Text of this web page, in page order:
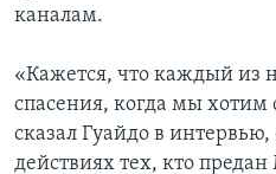
каналам.
«Кажется, что каждый из
спасения, когда мы хотим
сказал Гуайдо в интервью,
действиях тех, кто